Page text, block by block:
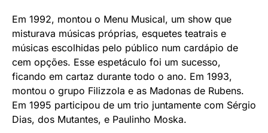
Em 1992, montou o Menu Musical, um show que
misturava músicas próprias, esquetes teatrais e
músicas escolhidas pelo público num cardápio de
cem opções. Esse espetáculo foi um sucesso,
ficando em cartaz durante todo o ano. Em 1993,
montou o grupo Filizzola e as Madonas de Rubens.
Em 1995 participou de um trio juntamente com Sérgio
Dias, dos Mutantes, e Paulinho Moska.